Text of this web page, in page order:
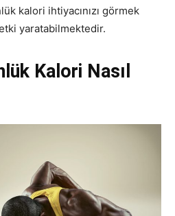
kalori ihtiyacınızı görmek
yaratabilmektedir.
Kalori Nasıl